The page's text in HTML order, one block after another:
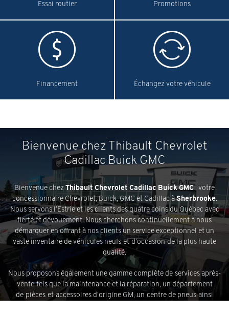
Essai routier Promotions
Financement Échangez votre véhicule
Bienvenue chez Thibault Chevrolet
Cadillac Buick GMC
Bienvenue chez Thibault Chevrolet Cadillac Buick GMC, votre
concessionnaire Chevrolet, Buick, GMC et Cadillac àSherbrooke.
Nous servons l’Estrie et les clients des quatre coins du Québec avec
fierté et dévouement. Nous cherchons continuellement à nous
démarquer en offrant à nos clients un service exceptionnel et un
vasteinventaire de véhicules neufsetd’occasionde la plus haute
qualité.
Nous proposons également une gamme complète de services après-
ventetels que la maintenance et la réparation, un département
de pièces et accessoires d’origine GM, un centre de pneusainsi